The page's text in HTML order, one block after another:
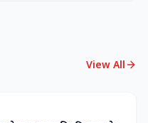
View All